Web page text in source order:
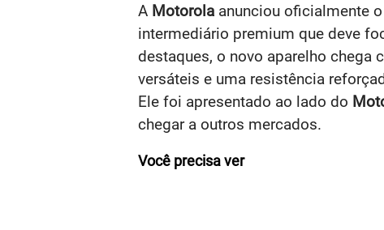
A Motorola anunciou oficialmente o
intermediário premium que deve
destaques, o novo aparelho chega
versáteis e uma resistência
Ele foi apresentado ao lado do
chegar a outros mercados.
Você precisa ver